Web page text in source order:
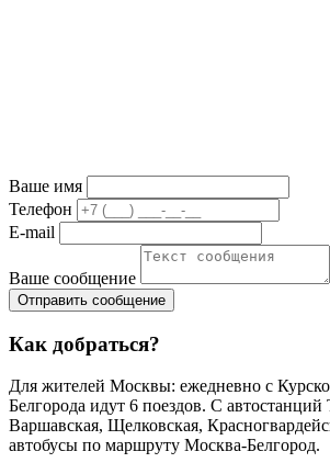
Ваше имя
Телефон
E-mail
Ваше сообщение
Как добраться?
Для жителей Москвы: ежедневно с
Белгорода идут 6 поездов. С
Варшавская, Щелковская,
автобусы по маршруту Москва-Белгород.